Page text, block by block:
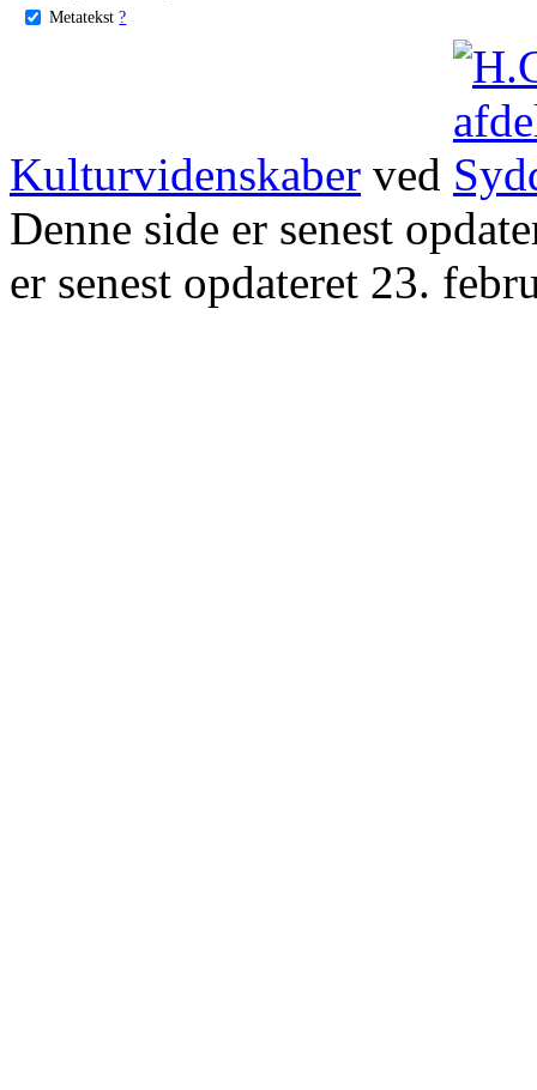
Metatekst ?
Kulturvidenskaber ved
Denne side er senest
er senest opdateret 23.